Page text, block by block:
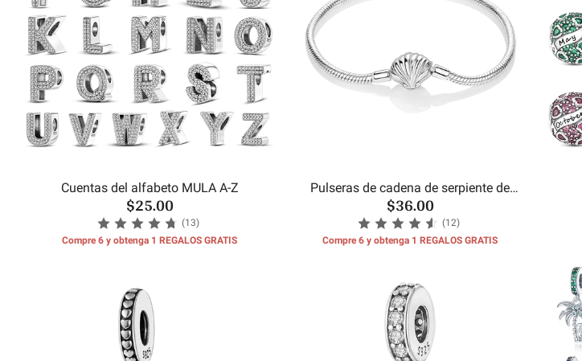
Cuentas del alfabeto MULA A-Z
$25.00
(13)
Compre 6 y obtenga 1 REGALOS GRATIS
Pulseras de cadena de serpiente de
concha de mar
$36.00
(12)
Compre 6 y obtenga 1 REGALOS GRATIS